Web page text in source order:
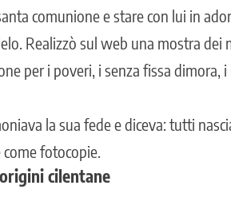
comunione e stare con lui in
Realizzò sul web una mostra dei
per i poveri, i senza fissa dimora,
la sua fede e diceva: tutti
fotocopie.
cilentane